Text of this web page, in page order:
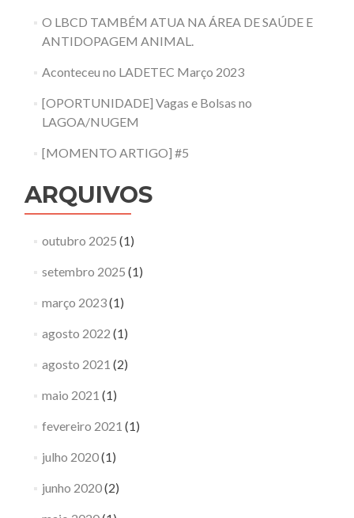
O LBCD TAMBÉM ATUA NA ÁREA DE SAÚDE E
ANTIDOPAGEM ANIMAL.
Aconteceu no LADETEC Março 2023
[OPORTUNIDADE] Vagas e Bolsas no
LAGOA/NUGEM
[MOMENTO ARTIGO] #5
ARQUIVOS
outubro 2025 (1)
setembro 2025 (1)
março 2023(1)
agosto 2022 (1)
agosto 2021 (2)
maio 2021 (1)
fevereiro 2021 (1)
julho 2020(1)
junho 2020(2)